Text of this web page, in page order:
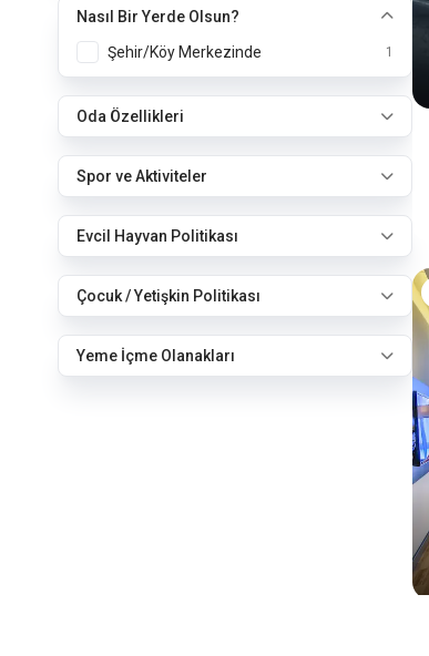
Nasıl Bir Yerde Olsun?
Şehir/Köy Merkezinde
1
Oda Özellikleri
Spor ve Aktiviteler
Evcil Hayvan Politikası
Çocuk / Yetişkin Politikası
Yeme İçme Olanakları